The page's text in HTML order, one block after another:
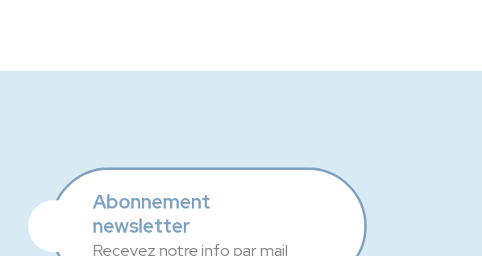
Abonnement
newsletter
Recevez notre info par mail